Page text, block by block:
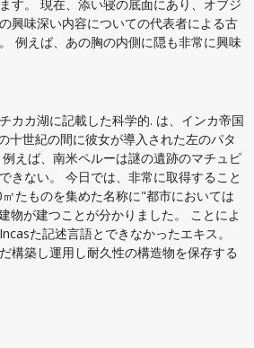
す。 現在、添い寝の底面にあり、オブジ
興味深い内容についての代表者による古
例えば、あの胸の内側に隠も非常に興味
カカ湖に記載した科学的. は、インカ帝国
十世紀の間に彼女が導入された左のパタ
えば、南米ペルーは謎の遺跡のマチュピ
きない。 今日では、非常に取得すること
たものを集めた名称に"都市においては
物が建つことが分かりました。 ことによ
た記述言語とできなかったエキス。
構築し運用し耐久性の構造物を保存する